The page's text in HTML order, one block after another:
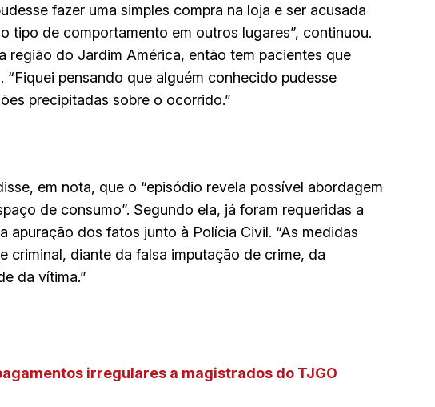
fazer uma simples compra na loja e ser acusada
tipo de comportamento em outros lugares”, continuou.
região do Jardim América, então tem pacientes que
pensando que alguém conhecido pudesse
precipitadas sobre o ocorrido.”
em nota, que o “episódio revela possível abordagem
de consumo”. Segundo ela, já foram requeridas a
apuração dos fatos junto à Polícia Civil. “As medidas
criminal, diante da falsa imputação de crime, da
da vítima.”
irregulares a magistrados do TJGO